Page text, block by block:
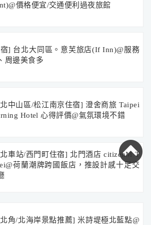
價格便宜/交通便利過夜旅館
] 台北大同區。意芙旅店(If Inn)@服務
周邊美食多
中山區/松江南京住宿] 澄舍商旅 Taipei
Hotel 心得評價@氣氛環境不錯
車站/西門町住宿] 北門酒店 citizenM T
荷蘭潮牌跨國飯店，推設計感十足交
角/北海岸景點推薦] 米詩堤極北藍點@